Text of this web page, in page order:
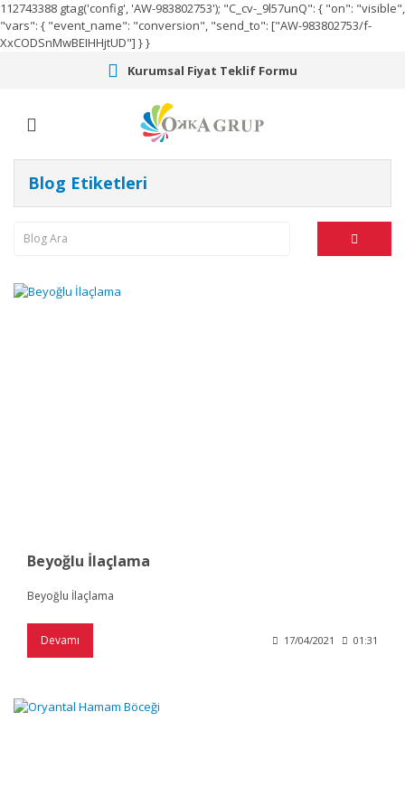
112743388 gtag('config', 'AW-983802753'); "C_cv-_9l57unQ": { "on": "visible",
"vars": { "event_name": "conversion", "send_to": ["AW-983802753/f-
XxCODSnMwBEIHHjtUD"] } }
Kurumsal Fiyat Teklif Formu
Blog Etiketleri
Beyoğlu İlaçlama
Beyoğlu İlaçlama
Devamı 17/04/2021 01:31